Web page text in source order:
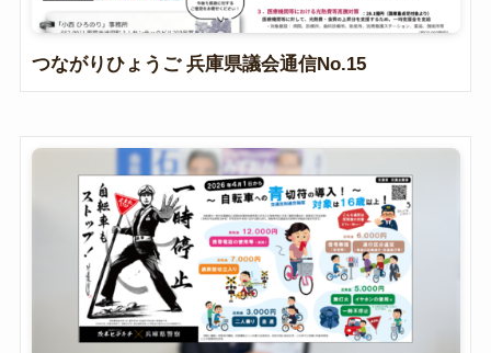
つながりひょうご 兵庫県議会通信No.15